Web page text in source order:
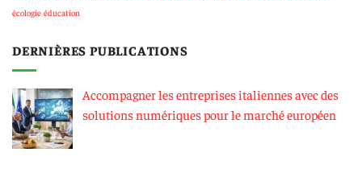
écologie éducation
DERNIÈRES PUBLICATIONS
Accompagner les entreprises italiennes avec des
solutions numériques pour le marché européen